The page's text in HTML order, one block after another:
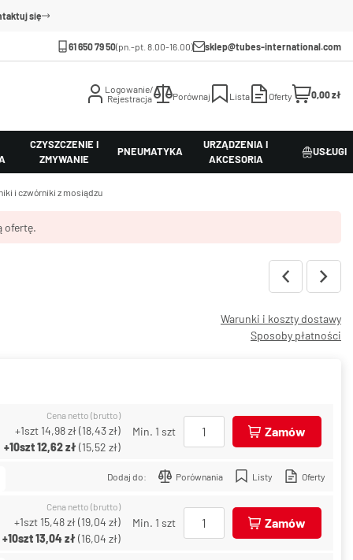
się
61 650 79 50(pn.-pt. 8.00-16.00) sklep@tubes-international.com
Logowanie/
Rejestracja
Porównaj Lista Oferty 0,00 zł
CZYSZCZENIE I
ZMYWANIE
PNEUMATYKA
URZĄDZENIA I
AKCESORIA
USŁUGI
i czwórniki z mosiądzu
ofertę.
Warunki i koszty dostawy
Sposoby płatności
Cena netto (brutto)
+1szt 14,98 zł(18,43 zł)
+10szt12,62 zł(15,52 zł)
Min. 1 szt Zamów
Dodaj do: Porównania Listy Oferty
Cena netto (brutto)
+1szt 15,48 zł(19,04 zł)
+10szt13,04 zł(16,04 zł)
Min. 1 szt Zamów